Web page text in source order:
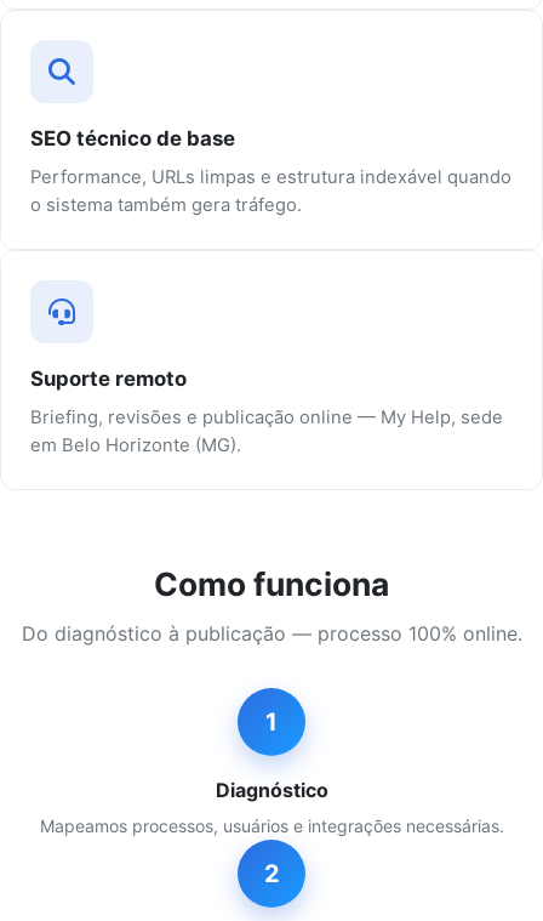
SEO técnico de base
Performance, URLs limpas e estrutura indexável quando
o sistema também gera tráfego.
Suporte remoto
Briefing, revisões e publicação online — My Help, sede
em Belo Horizonte (MG).
Como funciona
Do diagnóstico à publicação — processo 100% online.
1
Diagnóstico
Mapeamos processos, usuários e integrações necessárias.
2